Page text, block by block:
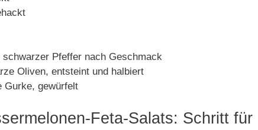
Pfeffer nach Geschmack
Oliven, entsteint und halbiert
Gurke, gewürfelt
Feta-Salats: Schritt für